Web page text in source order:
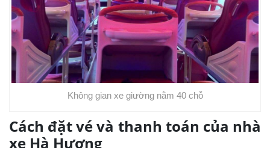
Không gian xe giường nằm 40 chỗ
Cách đặt vé và thanh toán của nhà
xe Hà Hương